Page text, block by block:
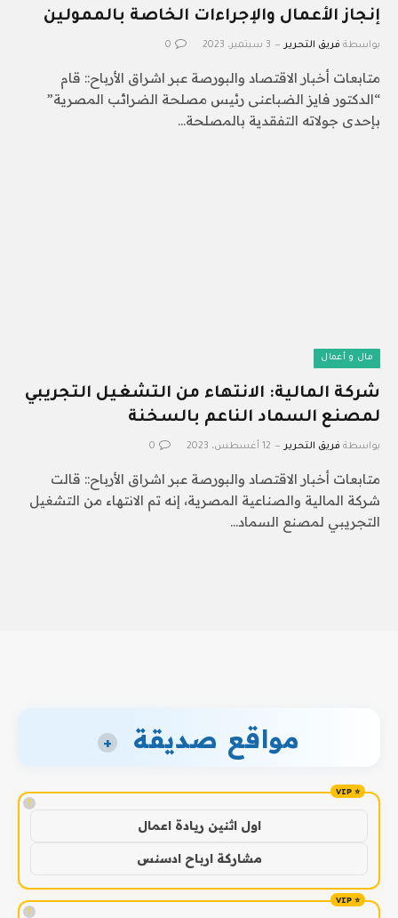
إنجاز الأعمال والإجراءات الخاصة بالممولين
بواسطة فريق التحرير 3 سبتمبر، 2023 0
متابعات أخبار الاقتصاد والبورصة عبر اشراق الأرباح:: قام
“الدكتور فايز الضباعنى رئيس مصلحة الضرائب المصرية”
بإحدى جولاته التفقدية بالمصلحة…
مال و أعمال
شركة المالية: الانتهاء من التشغيل التجريبي
لمصنع السماد الناعم بالسخنة
بواسطة فريق التحرير 12 أغسطس، 2023 0
متابعات أخبار الاقتصاد والبورصة عبر اشراق الأرباح:: قالت
شركة المالية والصناعية المصرية، إنه تم الانتهاء من التشغيل
التجريبي لمصنع السماد…
مواقع صديقة +
!
اول اثنين ريادة اعمال
مشاركة ارباح ادسنس
!